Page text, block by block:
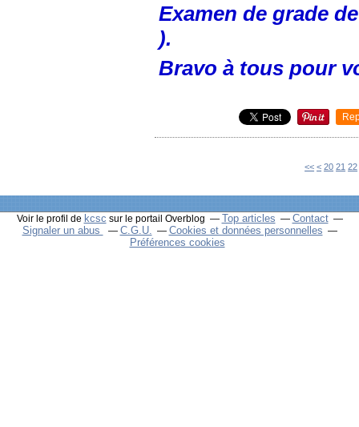
Examen de grade
).
Bravo à tous pour
<< < 10
20 21 22
Voir le profil de kcsc sur le portail Overblog Top articles
Contact
Signaler un abus
C.G.U.
Cookies et données personnelles
Préférences cookies